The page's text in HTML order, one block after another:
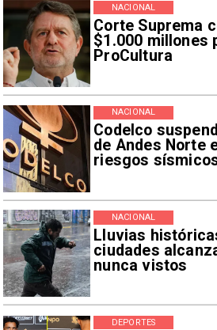
Corte Suprema
$1.000 millones
ProCultura
NACIONAL
Codelco
de Andes Norte
riesgos
NACIONAL
Lluvias
ciudades
nunca vistos
NACIONAL
DEPORTES